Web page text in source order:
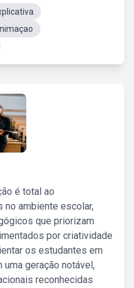
é total ao
no ambiente escolar,
que priorizam
por criatividade
os estudantes em
uma geração notável,
reconhecidas